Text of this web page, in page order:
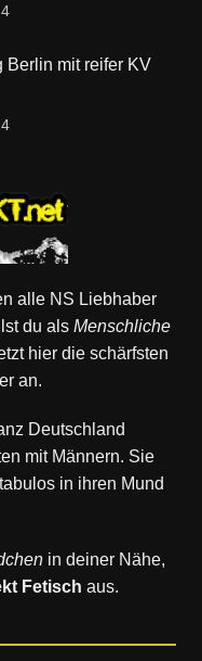
Berlin mit reifer KV
alle NS Liebhaber
du als Menschliche
hier die schärfsten
an.
Deutschland
mit Männern. Sie
in ihren Mund
in deiner Nähe,
Fetisch aus.